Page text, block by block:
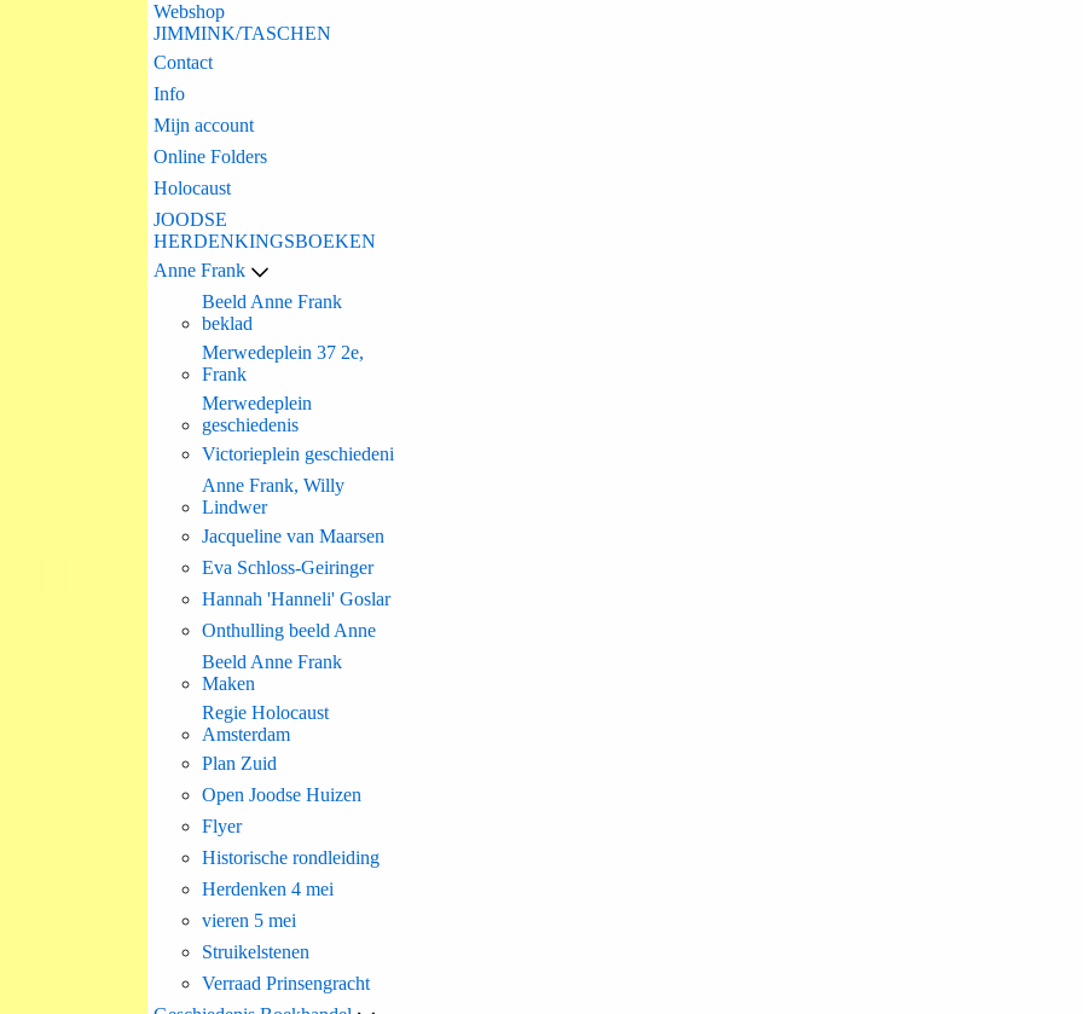
Webshop
JIMMINK/TASCHEN
Contact
Info
Mijn account
Online Folders
Holocaust
JOODSE
HERDENKINGSBOEKEN
Anne Frank
Beeld Anne Frank
beklad
Merwedeplein 37 2e,
Frank
Merwedeplein
geschiedenis
Victorieplein geschiedeni
Anne Frank, Willy
Lindwer
Jacqueline van Maarsen
Eva Schloss-Geiringer
Hannah 'Hanneli' Goslar
Onthulling beeld Anne
Beeld Anne Frank
Maken
Regie Holocaust
Amsterdam
Plan Zuid
Open Joodse Huizen
Flyer
Historische rondleiding
Herdenken 4 mei
vieren 5 mei
Struikelstenen
Verraad Prinsengracht